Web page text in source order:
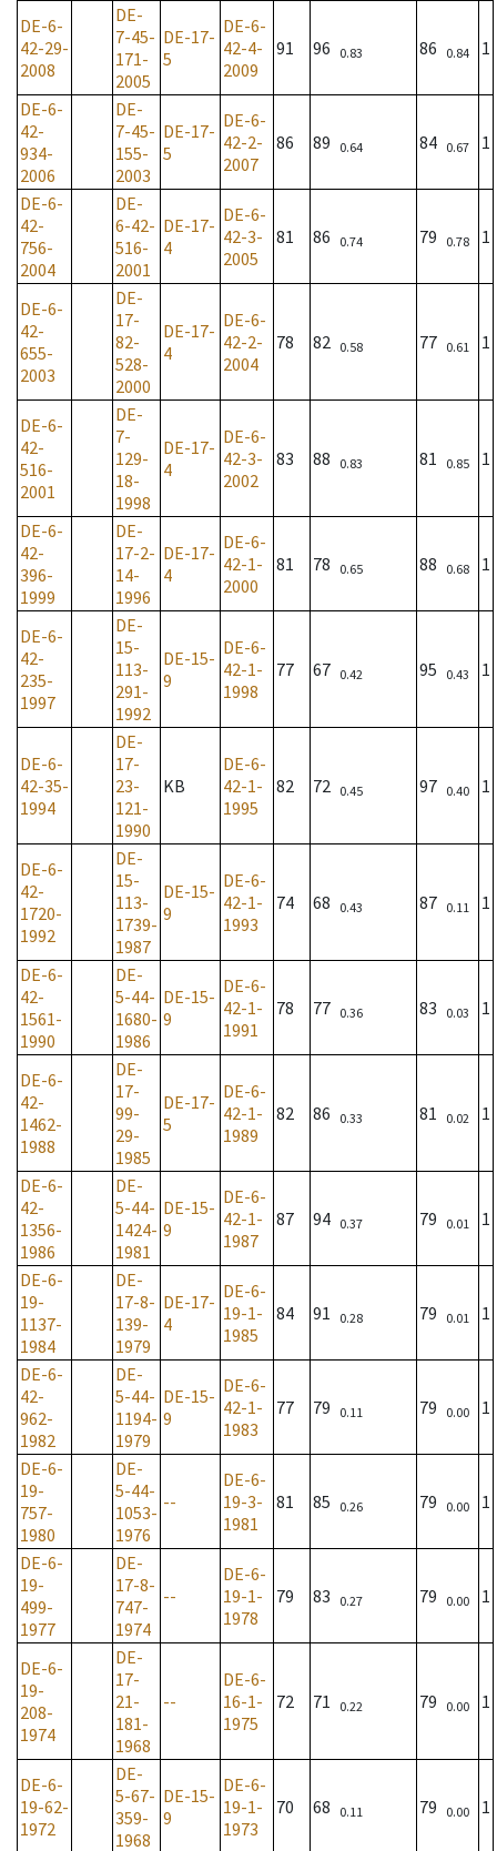
DE-6-
42-29-
2008
DE-
7-45-
171-
2005
DE-17-
5
DE-6-
42-4-
2009
91 96 0.83 86 0.84 1
DE-6-
42-
934-
2006
DE-
7-45-
155-
2003
DE-17-
5
DE-6-
42-2-
2007
86 89 0.64 84 0.67 1
DE-6-
42-
756-
2004
DE-
6-42-
516-
2001
DE-17-
4
DE-6-
42-3-
2005
81 86 0.74 79 0.78 1
DE-6-
42-
655-
2003
DE-
17-
82-
528-
2000
DE-17-
4
DE-6-
42-2-
2004
78 82 0.58 77 0.61 1
DE-6-
42-
516-
2001
DE-
7-
129-
18-
1998
DE-17-
4
DE-6-
42-3-
2002
83 88 0.83 81 0.85 1
DE-6-
42-
396-
1999
DE-
17-2-
14-
1996
DE-17-
4
DE-6-
42-1-
2000
81 78 0.65 88 0.68 1
DE-6-
42-
235-
1997
DE-
15-
113-
291-
1992
DE-15-
9
DE-6-
42-1-
1998
77 67 0.42 95 0.43 1
DE-6-
42-35-
1994
DE-
17-
23-
121-
1990
KB
DE-6-
42-1-
1995
82 72 0.45 97 0.40 1
DE-6-
42-
1720-
1992
DE-
15-
113-
1739-
1987
DE-15-
9
DE-6-
42-1-
1993
74 68 0.43 87 0.11 1
DE-6-
42-
1561-
1990
DE-
5-44-
1680-
1986
DE-15-
9
DE-6-
42-1-
1991
78 77 0.36 83 0.03 1
DE-6-
42-
1462-
1988
DE-
17-
99-
29-
1985
DE-17-
5
DE-6-
42-1-
1989
82 86 0.33 81 0.02 1
DE-6-
42-
1356-
1986
DE-
5-44-
1424-
1981
DE-15-
9
DE-6-
42-1-
1987
87 94 0.37 79 0.01 1
DE-6-
19-
1137-
1984
DE-
17-8-
139-
1979
DE-17-
4
DE-6-
19-1-
1985
84 91 0.28 79 0.01 1
DE-6-
42-
962-
1982
DE-
5-44-
1194-
1979
DE-15-
9
DE-6-
42-1-
1983
77 79 0.11 79 0.00 1
DE-6-
19-
757-
1980
DE-
5-44-
1053-
1976
--
DE-6-
19-3-
1981
81 85 0.26 79 0.00 1
DE-6-
19-
499-
1977
DE-
17-8-
747-
1974
--
DE-6-
19-1-
1978
79 83 0.27 79 0.00 1
DE-6-
19-
208-
1974
DE-
17-
21-
181-
1968
--
DE-6-
16-1-
1975
72 71 0.22 79 0.00 1
DE-6-
19-62-
1972
DE-
5-67-
359-
1968
DE-15-
9
DE-6-
19-1-
1973
70 68 0.11 79 0.00 1